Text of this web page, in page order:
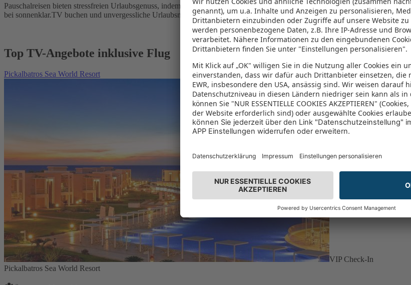
Pauschalreisen bieten stressfreien Urlaubsgenuss, indem Flug und Hotel in einem Paket kombiniert werden – das spart Zeit
bei sonnenklar.TV buchen und unvergessliche Urlaubsmomente erleben!
Top TV-Angebote inklusive Flug
Pickalbatros Sea World Resort
VIP Check-In
Pickalbatros Sea World Resort